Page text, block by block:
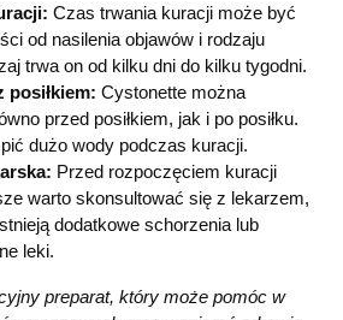
Czas trwania kuracji może być
od nasilenia objawów i rodzaju
trwa on od kilku dni do kilku tygodni.
posiłkiem: Cystonette można
przed posiłkiem, jak i po posiłku.
dużo wody podczas kuracji.
Przed rozpoczęciem kuracji
warto skonsultować się z lekarzem,
dodatkowe schorzenia lub
leki.
preparat, który może pomóc w